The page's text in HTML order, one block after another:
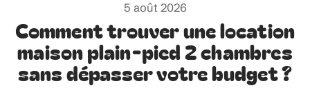
5 août 2026
Comment trouver une location
maison plain-pied 2 chambres
sans dépasser votre budget ?